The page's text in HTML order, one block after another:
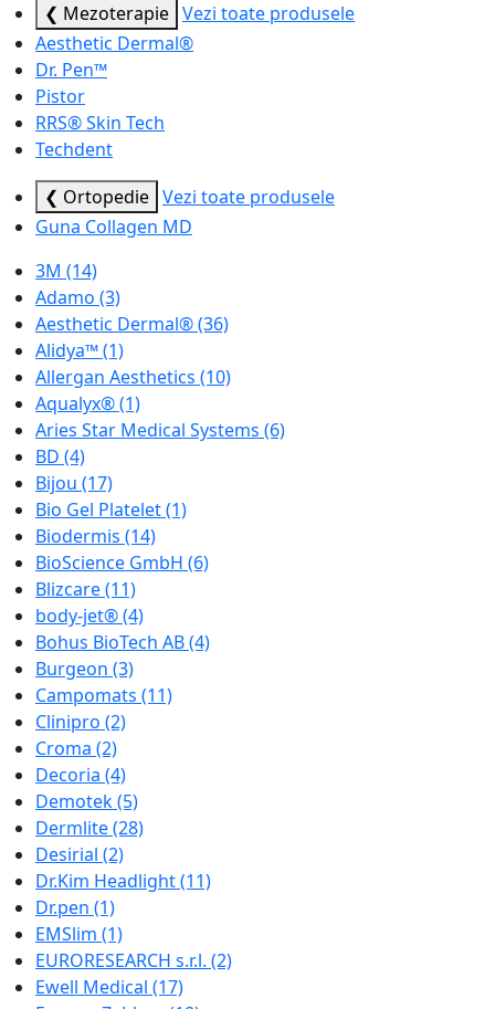
❮ Mezoterapie Vezi toate produsele
Aesthetic Dermal®
Dr. Pen™
Pistor
RRS® Skin Tech
Techdent
❮ Ortopedie Vezi toate produsele
Guna Collagen MD
3M (14)
Adamo (3)
Aesthetic Dermal®(36)
Alidya™(1)
Allergan Aesthetics (10)
Aqualyx®(1)
Aries Star Medical Systems (6)
BD (4)
Bijou (17)
Bio Gel Platelet(1)
Biodermis (14)
BioScience GmbH (6)
Blizcare(11)
body-jet®(4)
Bohus BioTech AB(4)
Burgeon (3)
Campomats (11)
Clinipro (2)
Croma (2)
Decoria (4)
Demotek(5)
Dermlite(28)
Desirial (2)
Dr.Kim Headlight(11)
Dr.pen (1)
EMSlim (1)
EURORESEARCH s.r.l. (2)
Ewell Medical (17)